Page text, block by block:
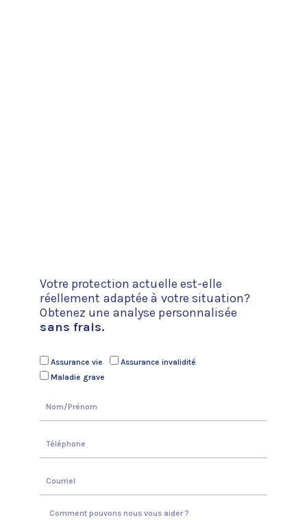
Votre protection actuelle est-elle
réellement adaptée à votre situation?
Obtenez une analyse personnalisée
sans frais.
Quel
produit
intéresse
Assurance vie
Assurance invalidité
Maladie grave
Full
Name
Phone
Email
Parlez